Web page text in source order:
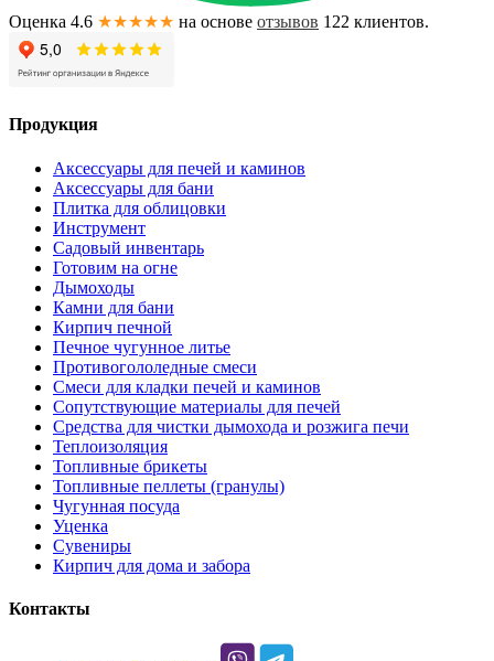
Оценка 4.6 ★★★★★ на основе отзывов 122 клиентов.
Продукция
Аксессуары для печей и каминов
Аксессуары для бани
Плитка для облицовки
Инструмент
Садовый инвентарь
Готовим на огне
Дымоходы
Камни для бани
Кирпич печной
Печное чугунное литье
Противогололедные смеси
Смеси для кладки печей и каминов
Сопутствующие материалы для печей
Средства для чистки дымохода и розжига печи
Теплоизоляция
Топливные брикеты
Топливные пеллеты (гранулы)
Чугунная посуда
Уценка
Сувениры
Кирпич для дома и забора
Контакты